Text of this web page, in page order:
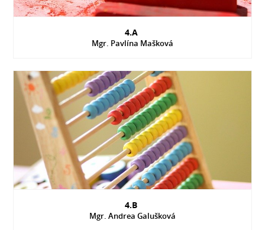
4.A
Mgr. Pavlína Mašková
4.B
Mgr. Andrea Galušková